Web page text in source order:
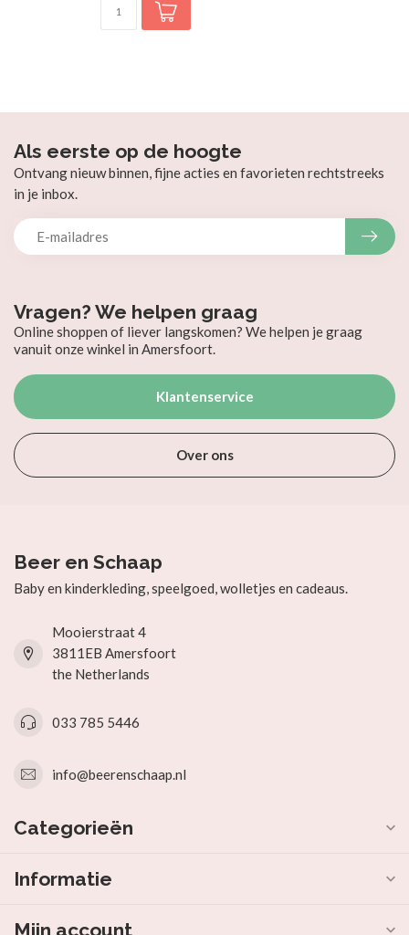
Vragen? We helpen graag
Online shoppen of liever langskomen? We helpen je graag
vanuit onze winkel in Amersfoort.
Klantenservice
Over ons
Als eerste op de hoogte
Ontvang nieuw binnen, fijne acties en favorieten rechtstreeks
in je inbox.
Beer en Schaap
Baby en kinderkleding, speelgoed, wolletjes en cadeaus.
Mooierstraat 4
3811EB Amersfoort
the Netherlands
033 785 5446
info@beerenschaap.nl
Categorieën
Informatie
Mijn account